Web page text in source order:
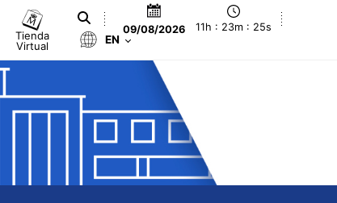
Tienda
Virtual
09/08/2026 11h : 23m : 25s
EN